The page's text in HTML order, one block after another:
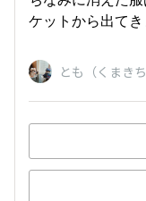
ケットから出てき
とも（くまき